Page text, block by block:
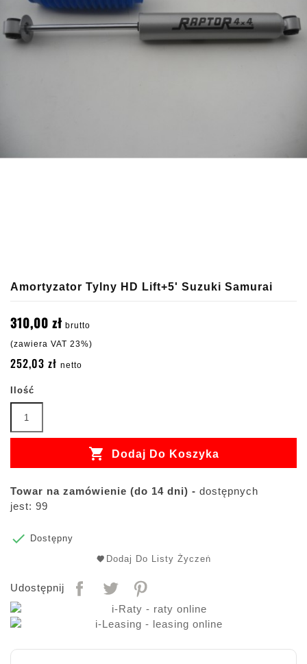
Amortyzator Tylny HD Lift+5' Suzuki Samurai
310,00 zł brutto
(zawiera VAT 23%)
252,03 zł netto
Ilość
 Dodaj Do Koszyka
Towar na zamówienie (do 14 dni) - dostępnych
jest: 99

Dostępny
Dodaj Do Listy Życzeń
Udostępnij